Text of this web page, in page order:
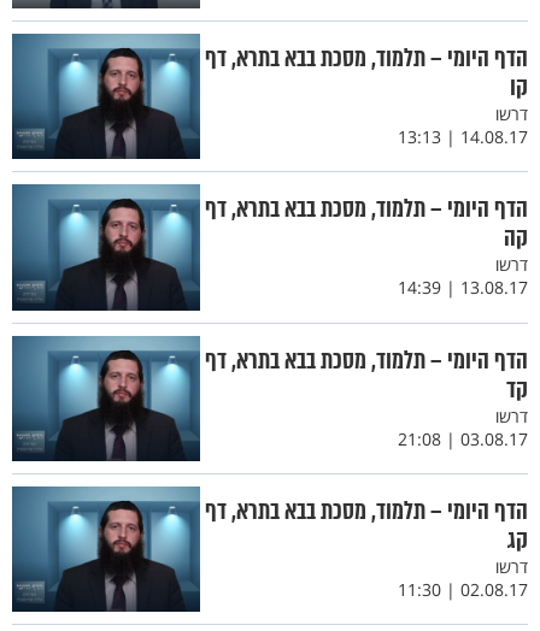
הדף היומי – תלמוד, מסכת בבא בתרא, דף
קו
דרשו
14.08.17 | 13:13
הדף היומי – תלמוד, מסכת בבא בתרא, דף
קה
דרשו
13.08.17 | 14:39
הדף היומי – תלמוד, מסכת בבא בתרא, דף
קד
דרשו
03.08.17 | 21:08
הדף היומי – תלמוד, מסכת בבא בתרא, דף
קג
דרשו
02.08.17 | 11:30